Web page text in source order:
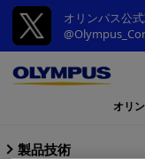
オリンパス公
オリ
製品技術